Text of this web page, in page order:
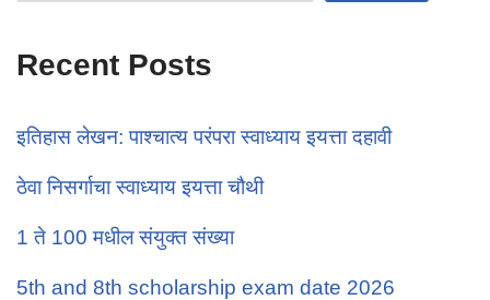
Recent Posts
इतिहास लेखन: पाश्चात्य परंपरा स्वाध्याय इयत्ता दहावी
ठेवा निसर्गाचा स्वाध्याय इयत्ता चौथी
1 ते 100 मधील संयुक्त संख्या
5th and 8th scholarship exam date 2026